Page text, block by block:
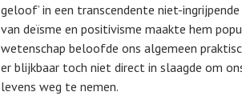
geloof’ in een transcendente niet-
van deïsme en positivisme maakte hem
wetenschap beloofde ons algemeen
er blijkbaar toch niet direct in slaagde om
levens weg te nemen.